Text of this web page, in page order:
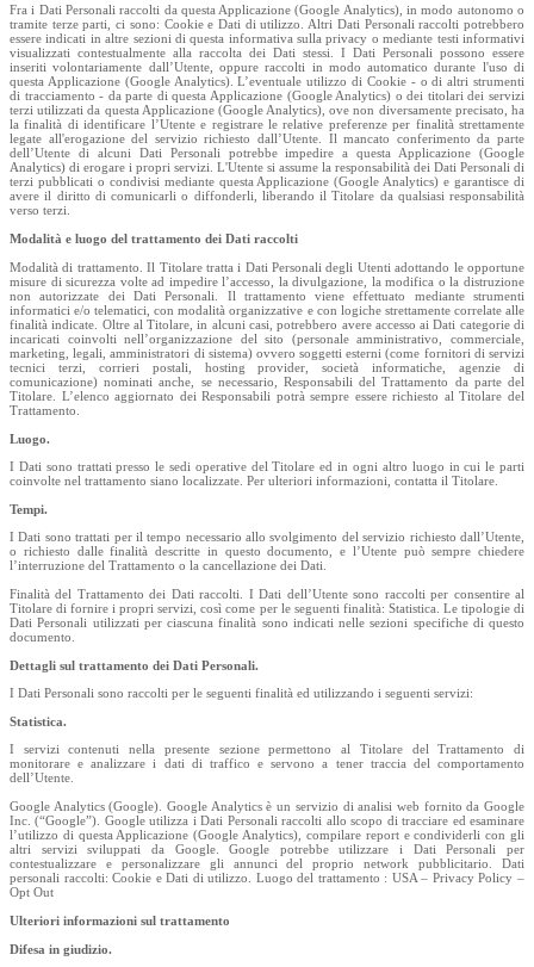
Fra i Dati Personali raccolti da questa Applicazione (Google Analytics), in modo autonomo o
tramite terze parti, ci sono: Cookie e Dati di utilizzo. Altri Dati Personali raccolti potrebbero
essere indicati in altre sezioni di questa informativa sulla privacy o mediante testi informativi
visualizzati contestualmente alla raccolta dei Dati stessi. I Dati Personali possono essere
inseriti volontariamente dall’Utente, oppure raccolti in modo automatico durante l'uso di
questa Applicazione (Google Analytics). L’eventuale utilizzo di Cookie - o di altri strumenti
di tracciamento - da parte di questa Applicazione (Google Analytics) o dei titolari dei servizi
terzi utilizzati da questa Applicazione (Google Analytics), ove non diversamente precisato, ha
la finalità di identificare l’Utente e registrare le relative preferenze per finalità strettamente
legate all'erogazione del servizio richiesto dall’Utente. Il mancato conferimento da parte
dell’Utente di alcuni Dati Personali potrebbe impedire a questa Applicazione (Google
Analytics) di erogare i propri servizi. L'Utente si assume la responsabilità dei Dati Personali di
terzi pubblicati o condivisi mediante questa Applicazione (Google Analytics) e garantisce di
avere il diritto di comunicarli o diffonderli, liberando il Titolare da qualsiasi responsabilità
verso terzi.
Modalità e luogo del trattamento dei Dati raccolti
Modalità di trattamento. Il Titolare tratta i Dati Personali degli Utenti adottando le opportune
misure di sicurezza volte ad impedire l’accesso, la divulgazione, la modifica o la distruzione
non autorizzate dei Dati Personali. Il trattamento viene effettuato mediante strumenti
informatici e/o telematici, con modalità organizzative e con logiche strettamente correlate alle
finalità indicate. Oltre al Titolare, in alcuni casi, potrebbero avere accesso ai Dati categorie di
incaricati coinvolti nell’organizzazione del sito (personale amministrativo, commerciale,
marketing, legali, amministratori di sistema) ovvero soggetti esterni (come fornitori di servizi
tecnici terzi, corrieri postali, hosting provider, società informatiche, agenzie di
comunicazione) nominati anche, se necessario, Responsabili del Trattamento da parte del
Titolare. L’elenco aggiornato dei Responsabili potrà sempre essere richiesto al Titolare del
Trattamento.
Luogo.
I Dati sono trattati presso le sedi operative del Titolare ed in ogni altro luogo in cui le parti
coinvolte nel trattamento siano localizzate. Per ulteriori informazioni, contatta il Titolare.
Tempi.
I Dati sono trattati per il tempo necessario allo svolgimento del servizio richiesto dall’Utente,
o richiesto dalle finalità descritte in questo documento, e l’Utente può sempre chiedere
l’interruzione del Trattamento o la cancellazione dei Dati.
Finalità del Trattamento dei Dati raccolti. I Dati dell’Utente sono raccolti per consentire al
Titolare di fornire i propri servizi, così come per le seguenti finalità: Statistica. Le tipologie di
Dati Personali utilizzati per ciascuna finalità sono indicati nelle sezioni specifiche di questo
documento.
Dettagli sul trattamento dei Dati Personali.
I Dati Personali sono raccolti per le seguenti finalità ed utilizzando i seguenti servizi:
Statistica.
I servizi contenuti nella presente sezione permettono al Titolare del Trattamento di
monitorare e analizzare i dati di traffico e servono a tener traccia del comportamento
dell’Utente.
Google Analytics (Google). Google Analytics è un servizio di analisi web fornito da Google
Inc. (“Google”). Google utilizza i Dati Personali raccolti allo scopo di tracciare ed esaminare
l’utilizzo di questa Applicazione (Google Analytics), compilare report e condividerli con gli
altri servizi sviluppati da Google. Google potrebbe utilizzare i Dati Personali per
contestualizzare e personalizzare gli annunci del proprio network pubblicitario. Dati
personali raccolti: Cookie e Dati di utilizzo. Luogo del trattamento : USA – Privacy Policy –
Opt Out
Ulteriori informazioni sul trattamento
Difesa in giudizio.